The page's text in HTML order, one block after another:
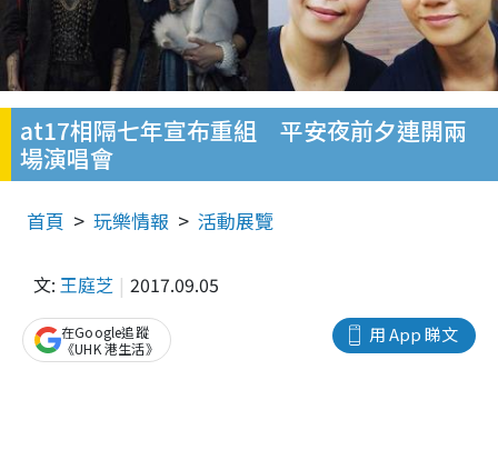
at17相隔七年宣布重組 平安夜前夕連開兩
場演唱會
首頁 玩樂情報 活動展覽
文: 王庭芝 2017.09.05
用 App 睇文
在Google追蹤
《UHK 港生活》